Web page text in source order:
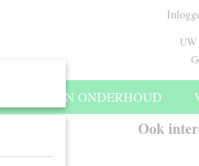
SERVICE EN ONDERHOUD
Ook